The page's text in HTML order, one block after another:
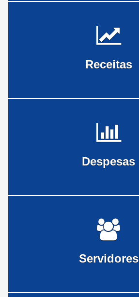
PREGÃO ELETRONICO ADIADO
Culto em Ação de Graças marca momento de fé e gratidão pela recuperação do Vereador Cícero Português
Celebração à Consciência Ambiental e Lançamento Literário de José Martins Silva
Receitas
Despesas
Servidores